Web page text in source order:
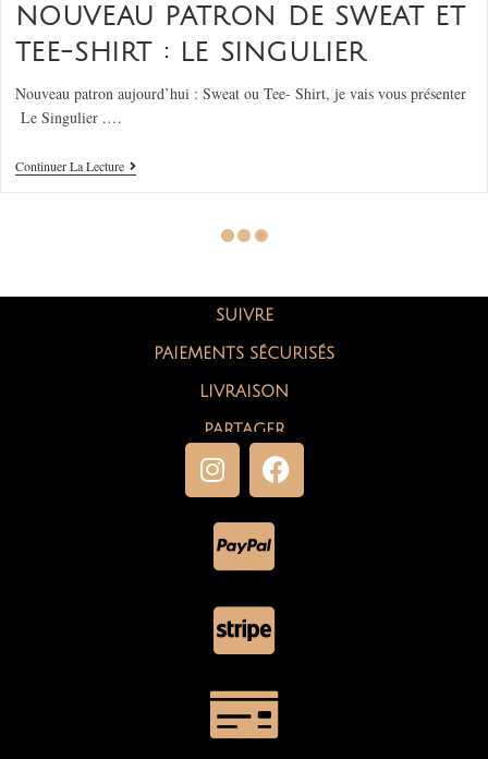
NOUVEAU PATRON DE SWEAT ET
TEE-SHIRT : LE SINGULIER
Nouveau patron aujourd’hui : Sweat ou Tee- Shirt, je vais vous présenter
Le Singulier .…
Continuer La Lecture
SUIVRE
PAIEMENTS SÉCURISÉS
LIVRAISON
PARTAGER